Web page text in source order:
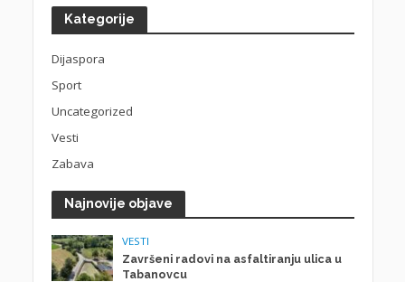
Kategorije
Dijaspora
Sport
Uncategorized
Vesti
Zabava
Najnovije objave
VESTI
Završeni radovi na asfaltiranju ulica u
Tabanovcu